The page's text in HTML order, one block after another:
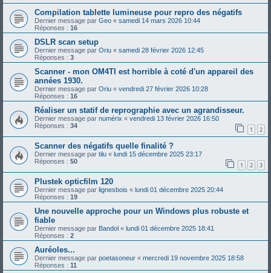
Compilation tablette lumineuse pour repro des négatifs
Dernier message par Geo « samedi 14 mars 2026 10:44
Réponses : 16
DSLR scan setup
Dernier message par Oriu « samedi 28 février 2026 12:45
Réponses : 3
Scanner - mon OM4TI est horrible à coté d'un appareil des
années 1930.
Dernier message par Oriu « vendredi 27 février 2026 10:28
Réponses : 16
Réaliser un statif de reprographie avec un agrandisseur.
Dernier message par numérix « vendredi 13 février 2026 16:50
Réponses : 34 1 2
Scanner des négatifs quelle finalité ?
Dernier message par tilu « lundi 15 décembre 2025 23:17
Réponses : 50 1 2 3
Plustek opticfilm 120
Dernier message par lignesbois « lundi 01 décembre 2025 20:44
Réponses : 19
Une nouvelle approche pour un Windows plus robuste et
fiable
Dernier message par Bandol « lundi 01 décembre 2025 18:41
Réponses : 2
Auréoles...
Dernier message par poetasoneur « mercredi 19 novembre 2025 18:58
Réponses : 11